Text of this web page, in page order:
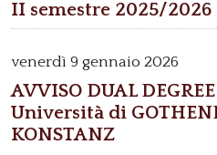
II semestre 2025/2026
venerdì 9 gennaio 2026
AVVISO DUAL
Università di
KONSTANZ